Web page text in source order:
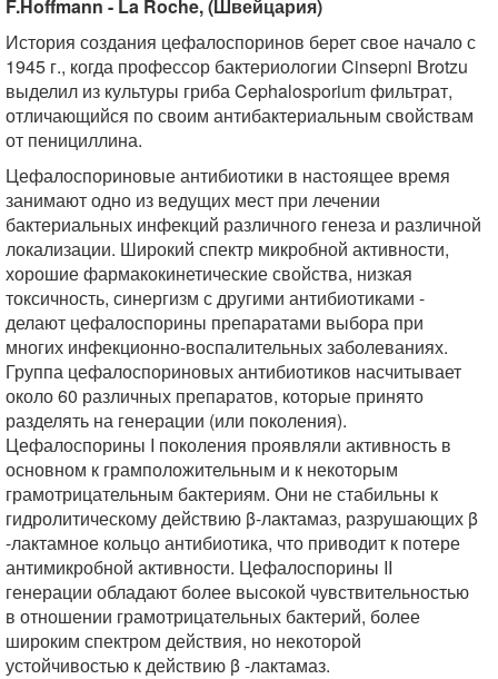
F.Hoffmann - La Roche, (Швейцария)
История создания цефалоспоринов берет свое начало с
1945 г., когда профессор бактериологии Cinsepni Brotzu
выделил из культуры гриба Cephalosporium фильтрат,
отличающийся по своим антибактериальным свойствам
от пенициллина.
Цефалоспориновые антибиотики в настоящее время
занимают одно из ведущих мест при лечении
бактериальных инфекций различного генеза и различной
локализации. Широкий спектр микробной активности,
хорошие фармакокинетические свойства, низкая
токсичность, синергизм с другими антибиотиками -
делают цефалоспорины препаратами выбора при
многих инфекционно-воспалительных заболеваниях.
Группа цефалоспориновых антибиотиков насчитывает
около 60 различных препаратов, которые принято
разделять на генерации (или поколения).
Цефалоспорины I поколения проявляли активность в
основном к грамположительным и к некоторым
грамотрицательным бактериям. Они не стабильны к
гидролитическому действию β-лактамаз, разрушающих β
-лактамное кольцо антибиотика, что приводит к потере
антимикробной активности. Цефалоспорины II
генерации обладают более высокой чувствительностью
в отношении грамотрицательных бактерий, более
широким спектром действия, но некоторой
устойчивостью к действию β -лактамаз.